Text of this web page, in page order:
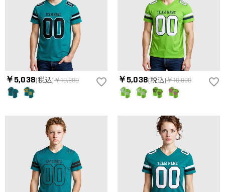
遠方へご発送の場合、中継料が別途加算されます。）
認してから制作となります。大量生産品ではなく、一つ一つ手
でお作りしており、予定作業時間は商品ページに記載しており
ます。 そしてご購入の際にお選び頂いた「配送方法」の選択
によって、お届け日数が異なります。詳細は
配送について
でご確認ください。.
返品・交換はできますか？
お客様が商品受け取り後、60日以内の未使用品の返品は可能で
す。受注生産品のため、返品は50%の返品手数料(材料費)が発
生致します。詳細は
キャンセル/返品について
までご確認くだ
さい。.
￥5,038(税込)￥10,800 ￥5,038(税込)￥10,800